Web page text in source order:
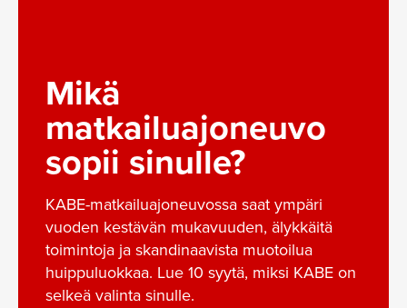
Mikä
matkailuajoneuvo
sopii sinulle?
KABE-matkailuajoneuvossa saat ympäri
vuoden kestävän mukavuuden, älykkäitä
toimintoja ja skandinaavista muotoilua
huippuluokkaa. Lue 10 syytä, miksi KABE on
selkeä valinta sinulle.